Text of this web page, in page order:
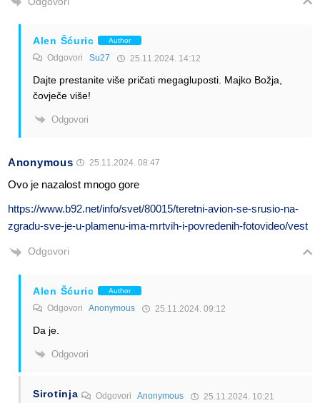
Alen Šćuric Author
Odgovori Su27 25.11.2024. 14:12
Dajte prestanite više pričati megagluposti. Majko Božja,
čovječe više!
Odgovori
Anonymous 25.11.2024. 08:47
Ovo je nazalost mnogo gore
https://www.b92.net/info/svet/80015/teretni-avion-se-srusio-na-
zgradu-sve-je-u-plamenu-ima-mrtvih-i-povredenih-fotovideo/vest
Odgovori
Alen Šćuric Author
Odgovori Anonymous 25.11.2024. 09:12
Da je.
Odgovori
Sirotinja OdgovoriAnonymous 25.11.2024. 10:21